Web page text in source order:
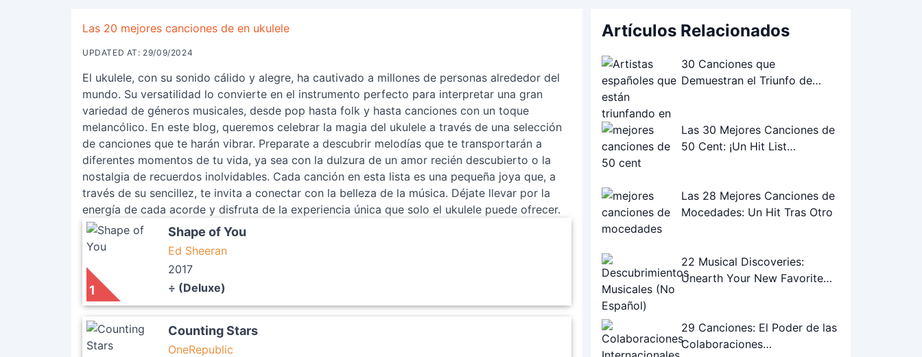
Las 20 mejores canciones de en ukulele
UPDATED AT: 29/09/2024
El ukulele, con su sonido cálido y alegre, ha cautivado a millones de personas alrededor del
mundo. Su versatilidad lo convierte en el instrumento perfecto para interpretar una gran
variedad de géneros musicales, desde pop hasta folk y hasta canciones con un toque
melancólico. En este blog, queremos celebrar la magia del ukulele a través de una selección
de canciones que te harán vibrar. Preparate a descubrir melodías que te transportarán a
diferentes momentos de tu vida, ya sea con la dulzura de un amor recién descubierto o la
nostalgia de recuerdos inolvidables. Cada canción en esta lista es una pequeña joya que, a
través de su sencillez, te invita a conectar con la belleza de la música. Déjate llevar por la
energía de cada acorde y disfruta de la experiencia única que solo el ukulele puede ofrecer.
1
Shape of You
Ed Sheeran
2017
÷ (Deluxe)
Counting Stars
OneRepublic
Artículos Relacionados
30 Canciones que
Demuestran el Triunfo de
Las 30 Mejores Canciones de
50 Cent: ¡Un Hit List
Las 28 Mejores Canciones de
Mocedades: Un Hit Tras Otro
22 Musical Discoveries:
Unearth Your New Favorite
29 Canciones: El Poder de las
Colaboraciones